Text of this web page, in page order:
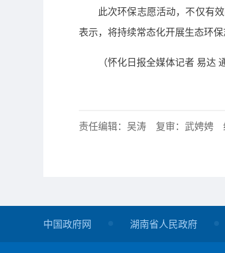
此次环保志愿活动，不仅有
表示，将持续常态化开展生态环
（怀化日报全媒体记者 易达
责任编辑：吴涛 复审：武娉娉
中国政府网 湖南省人民政府